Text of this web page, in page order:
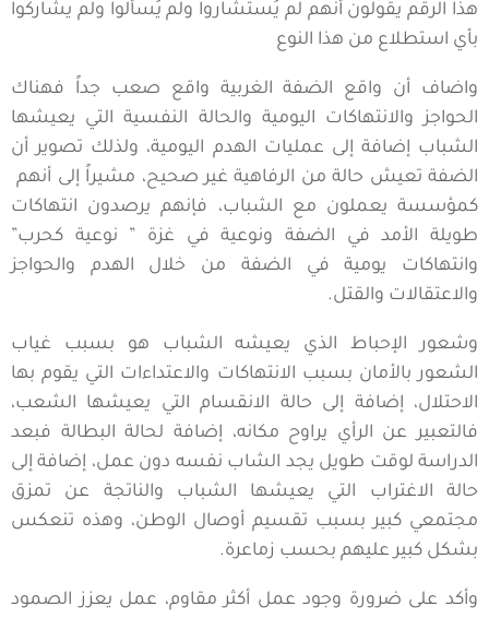
هذا الرقم يقولون أنهم لم يُستشاروا ولم يُسألوا ولم يشاركوا
بأي استطلاع من هذا النوع
واضاف أن واقع الضفة الغربية واقع صعب جداً فهناك
الحواجز والانتهاكات اليومية والحالة النفسية التي يعيشها
الشباب إضافة إلى عمليات الهدم اليومية، ولذلك تصوير أن
الضفة تعيش حالة من الرفاهية غير صحيح، مشيراً إلى أنهم
كمؤسسة يعملون مع الشباب، فإنهم يرصدون انتهاكات
طويلة الأمد في الضفة ونوعية في غزة ” نوعية كحرب”
وانتهاكات يومية في الضفة من خلال الهدم والحواجز
والاعتقالات والقتل.
وشعور الإحباط الذي يعيشه الشباب هو بسبب غياب
الشعور بالأمان بسبب الانتهاكات والاعتداءات التي يقوم بها
الاحتلال، إضافة إلى حالة الانقسام التي يعيشها الشعب،
فالتعبير عن الرأي يراوح مكانه، إضافة لحالة البطالة فبعد
الدراسة لوقت طويل يجد الشاب نفسه دون عمل، إضافة إلى
حالة الاغتراب التي يعيشها الشباب والناتجة عن تمزق
مجتمعي كبير بسبب تقسيم أوصال الوطن، وهذه تنعكس
بشكل كبير عليهم بحسب زماعرة.
وأكد على ضرورة وجود عمل أكثر مقاوم، عمل يعزز الصمود